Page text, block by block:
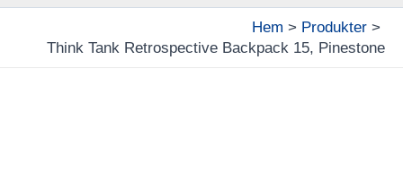
Hem
Produkter
Think Tank Retrospective Backpack 15, Pinestone